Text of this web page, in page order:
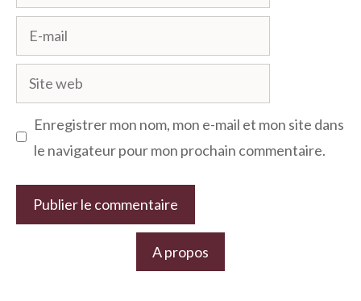
mail
Site
web
Enregistrer mon nom, mon e-mail et mon site dans
le navigateur pour mon prochain commentaire.
A propos